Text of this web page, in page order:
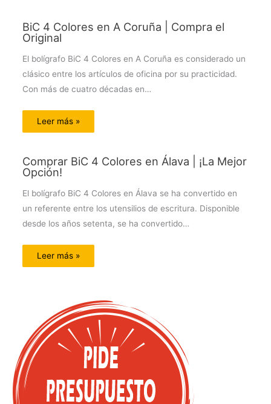
BiC 4 Colores en A Coruña | Compra el
Original
El bolígrafo BiC 4 Colores en A Coruña es considerado un
clásico entre los artículos de oficina por su practicidad.
Con más de cuatro décadas en…
Leer más »
Comprar BiC 4 Colores en Álava | ¡La Mejor
Opción!
El bolígrafo BiC 4 Colores en Álava se ha convertido en
un referente entre los utensilios de escritura. Disponible
desde los años setenta, se ha convertido…
Leer más »